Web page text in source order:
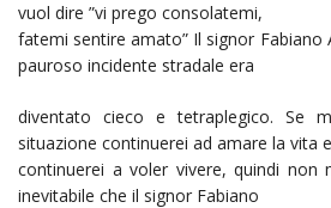
vuol dire ”vi prego consolatemi,
fatemi sentire amato” Il signor Fabiano
pauroso incidente stradale era
diventato cieco e tetraplegico. Se
situazione continuerei ad amare la vita e
continuerei a voler vivere, quindi non
inevitabile che il signor Fabiano